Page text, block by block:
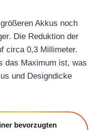
Akkus noch
Die Reduktion der
circa 0,3 Millimeter.
das Maximum ist, was
und Designdicke
bevorzugten